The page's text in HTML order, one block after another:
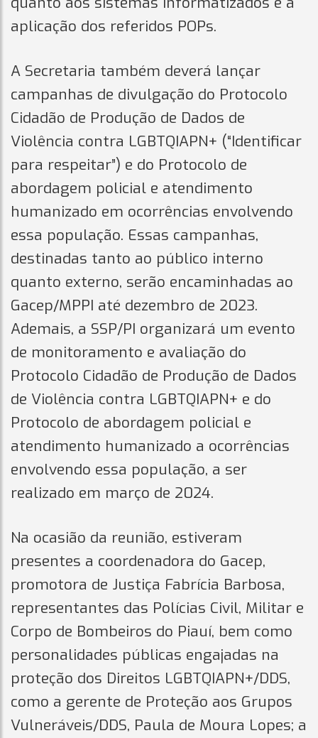
aplicação dos referidos POPs.
A Secretaria também deverá lançar
campanhas de divulgação do Protocolo
Cidadão de Produção de Dados de
Violência contra LGBTQIAPN+ (“Identificar
para respeitar”) e do Protocolo de
abordagem policial e atendimento
humanizado em ocorrências envolvendo
essa população. Essas campanhas,
destinadas tanto ao público interno
quanto externo, serão encaminhadas ao
Gacep/MPPI até dezembro de 2023.
Ademais, a SSP/PI organizará um evento
de monitoramento e avaliação do
Protocolo Cidadão de Produção de Dados
de Violência contra LGBTQIAPN+ e do
Protocolo de abordagem policial e
atendimento humanizado a ocorrências
envolvendo essa população, a ser
realizado em março de 2024.
Na ocasião da reunião, estiveram
presentes a coordenadora do Gacep,
promotora de Justiça Fabrícia Barbosa,
representantes das Polícias Civil, Militar e
Corpo de Bombeiros do Piauí, bem como
personalidades públicas engajadas na
proteção dos Direitos LGBTQIAPN+/DDS,
como a gerente de Proteção aos Grupos
Vulneráveis/DDS, Paula de Moura Lopes; a